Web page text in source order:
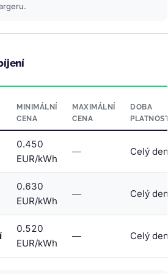
MINIMÁLNÍ
CENA
MAXIMÁLNÍ
CENA
DOBA
PLATNOSTI
0.450
EUR/kWh
— Celý den
0.630
EUR/kWh
— Celý den
0.520
EUR/kWh
— Celý den